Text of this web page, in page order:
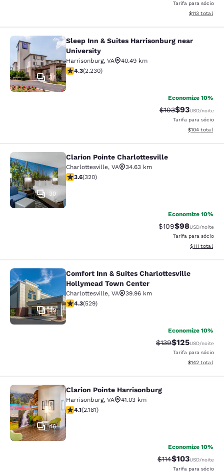
Tarifa para sócio
Exibir
$113 total
Sleep Inn & Suites Harrisonburg
34
Sleep Inn & Suites Harrisonburg near
University
Harrisonburg, VA
40.49 km
classificação 4.28 estrelas. Excelente. 2230
4.3(2.230)
Economize 10%
Tarifa anterior
$103Tarifa com
$93USD/noite
Tarifa para sócio
Exibir
$104 total
Clarion Pointe Charlottesville
30
Clarion Pointe Charlottesville
Charlottesville, VA
34.63 km
classificação 3.59 estrelas. Bom. 320 avaliações
3.6(320)
Economize 10%
Tarifa anterior
$109Tarifa com
$98USD/noite
Tarifa para sócio
Exibir
$111 total
Comfort Inn & Suites
29
Comfort Inn & Suites Charlottesville
Hollymead Town Center
Charlottesville, VA
39.96 km
classificação 4.35 estrelas. Excelente. 529 avaliações
4.3(529)
Economize 10%
Tarifa anterior
$139Tarifa com
$125USD/noite
Tarifa para sócio
Exibir
$142 total
Clarion Pointe Harrisonburg
46
Clarion Pointe Harrisonburg
Harrisonburg, VA
41.03 km
classificação 4.12 estrelas. Muito bom. 2181 avaliações
4.1(2.181)
Economize 10%
Tarifa anterior
$114Tarifa com
$103USD/noite
Tarifa para sócio